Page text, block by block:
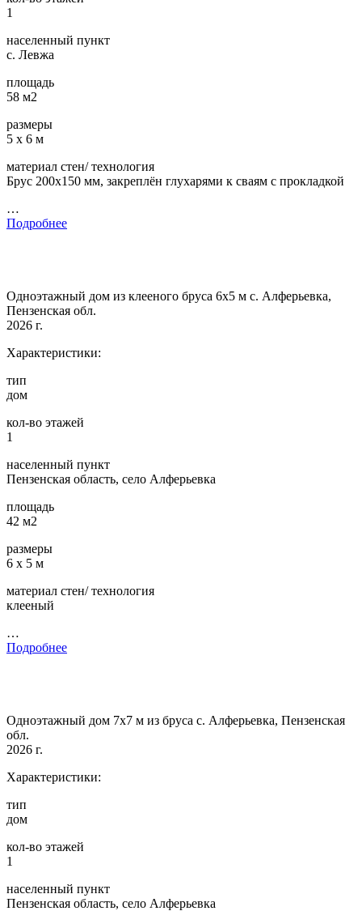
1
населенный пункт
с. Левжа
площадь
58 м2
размеры
5 х 6 м
материал стен/ технология
Брус 200х150 мм, закреплён глухарями к сваям с прокладкой
…
Подробнее
Одноэтажный дом из клееного бруса 6х5 м с. Алферьевка,
Пензенская обл.
2026 г.
Характеристики:
тип
дом
кол-во этажей
1
населенный пункт
Пензенская область, село Алферьевка
площадь
42 м2
размеры
6 х 5 м
материал стен/ технология
клееный
…
Подробнее
Одноэтажный дом 7х7 м из бруса с. Алферьевка, Пензенская
обл.
2026 г.
Характеристики:
тип
дом
кол-во этажей
1
населенный пункт
Пензенская область, село Алферьевка